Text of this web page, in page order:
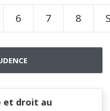
6 7 8
et droit au